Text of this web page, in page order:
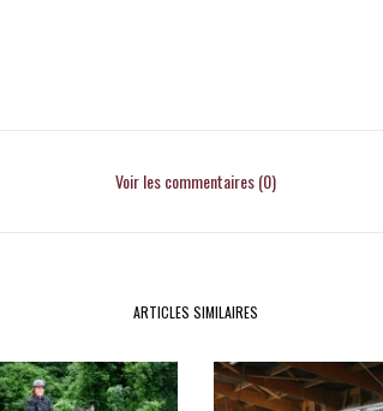
Voir les commentaires (0)
ARTICLES SIMILAIRES